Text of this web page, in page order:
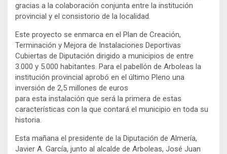
gracias a la colaboración conjunta entre la institución
provincial y el consistorio de la localidad.
Este proyecto se enmarca en el Plan de Creación,
Terminación y Mejora de Instalaciones Deportivas
Cubiertas de Diputación dirigido a municipios de entre
3.000 y 5.000 habitantes. Para el pabellón de Arboleas la
institución provincial aprobó en el último Pleno una
inversión de 2,5 millones de euros
para esta instalación que será la primera de estas
características con la que contará el municipio en toda su
historia.
Esta mañana el presidente de la Diputación de Almería,
Javier A. García, junto al alcalde de Arboleas, José Juan